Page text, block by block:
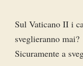
Sul Vaticano II i
sveglieranno mai?
Sicuramente a